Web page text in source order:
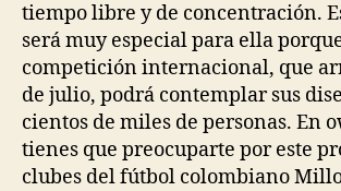
tiempo libre y de concentración.
será muy especial para ella
competición internacional, que
de julio, podrá contemplar sus
cientos de miles de personas. En
tienes que preocuparte por este
clubes del fútbol colombiano